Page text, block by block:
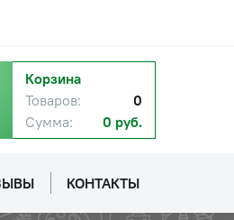
Корзина
Товаров:
0
Сумма:
0 руб.
КОНТАКТЫ